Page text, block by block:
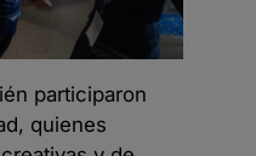
participaron
quienes